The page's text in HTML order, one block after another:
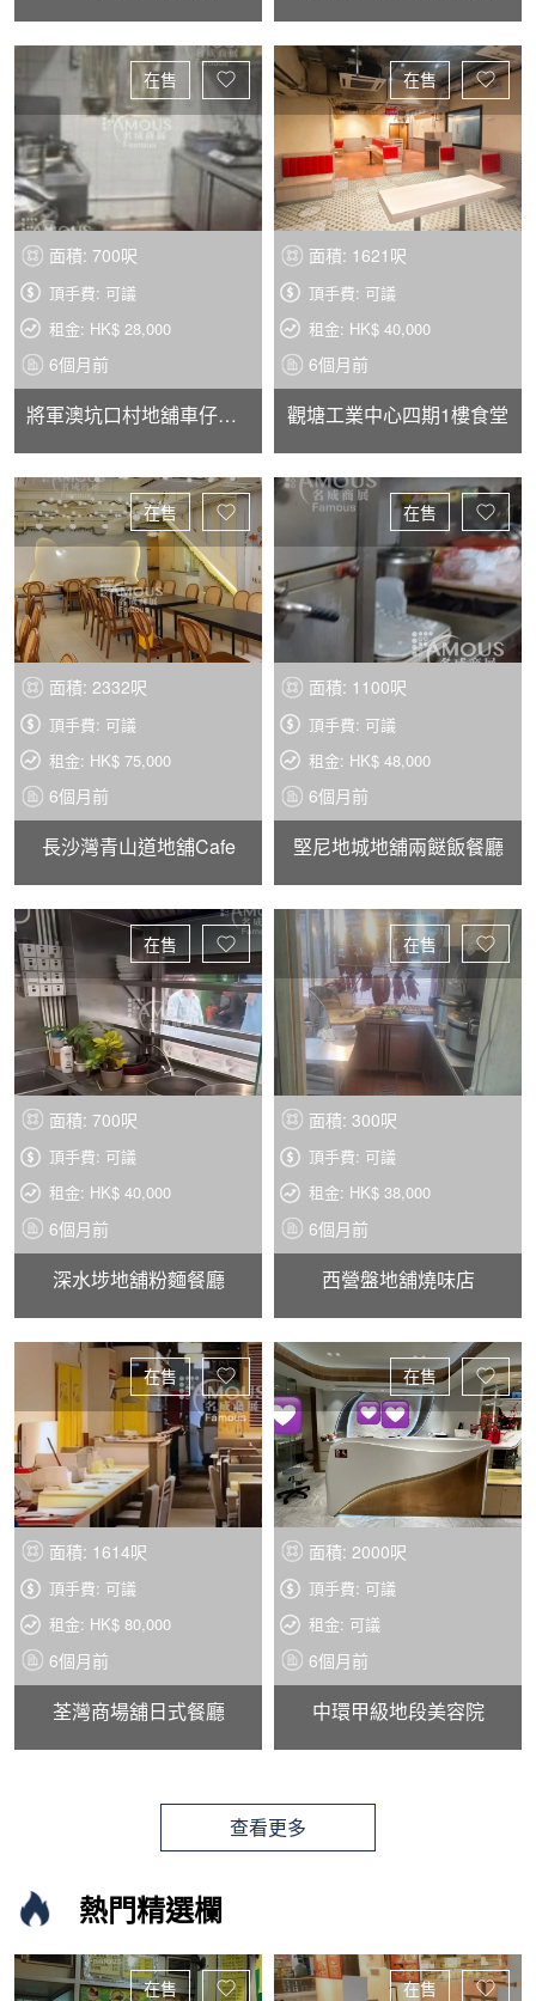
面積: 700呎
頂手費: 可議
租金: HK$ 28,000
6個月前
在售
將軍澳坑口村地舖車仔麵店
面積: 1621呎
頂手費: 可議
租金: HK$ 40,000
6個月前
在售
觀塘工業中心四期1樓食堂
面積: 2332呎
頂手費: 可議
租金: HK$ 75,000
6個月前
在售
長沙灣青山道地舖Cafe
面積: 1100呎
頂手費: 可議
租金: HK$ 48,000
6個月前
在售
堅尼地城地舖兩餸飯餐廳
面積: 700呎
頂手費: 可議
租金: HK$ 40,000
6個月前
在售
深水埗地舖粉麵餐廳
面積: 300呎
頂手費: 可議
租金: HK$ 38,000
6個月前
在售
西營盤地舖燒味店
面積: 1614呎
頂手費: 可議
租金: HK$ 80,000
6個月前
在售
荃灣商場舖日式餐廳
面積: 2000呎
頂手費: 可議
租金: 可議
6個月前
在售
中環甲級地段美容院
查看更多
熱門精選欄
在售 在售